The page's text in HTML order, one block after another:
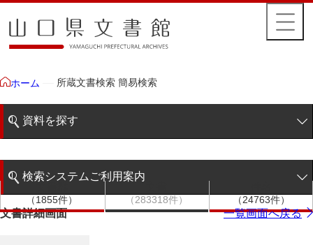
ホーム 所蔵文書検索 簡易検索
資料を探す
階層検索
検索システムご利用案内
検索システムの利用について
（1855件）
（283318件）
（24763件）
文書詳細画面 一覧画面へ戻る